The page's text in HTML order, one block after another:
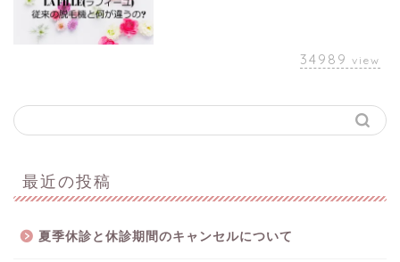
34989 view
最近の投稿
夏季休診と休診期間のキャンセルについて